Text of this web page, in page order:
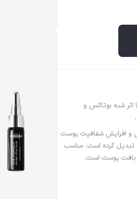
شبه بوتاکس و
و افزایش شفافیت پوست
تبدیل کرده است. مناسب
بافت پوست است.